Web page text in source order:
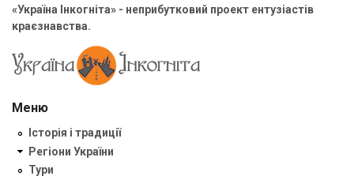
«Україна Інкогніта» - неприбутковий проект ентузіастів
краєзнавства.
Меню
Історія і традиції
Регіони України
Тури